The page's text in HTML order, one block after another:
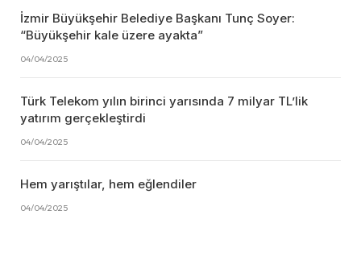
İzmir Büyükşehir Belediye Başkanı Tunç Soyer:
“Büyükşehir kale üzere ayakta”
04/04/2025
Türk Telekom yılın birinci yarısında 7 milyar TL’lik
yatırım gerçekleştirdi
04/04/2025
Hem yarıştılar, hem eğlendiler
04/04/2025